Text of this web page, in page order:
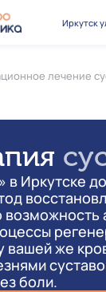
Иркутск
лечение
в Иркутске
возможность
вашей же
боли.